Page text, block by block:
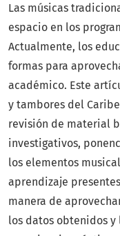
Las músicas
espacio en los
Actualmente, los
formas para
académico. Este
y tambores del
revisión de material
investigativos,
los elementos
aprendizaje
manera de
los datos obtenidos